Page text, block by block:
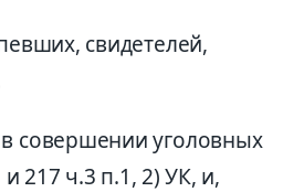
свидетелей,
совершении уголовных
217 ч.3 п.1, 2) УК, и,